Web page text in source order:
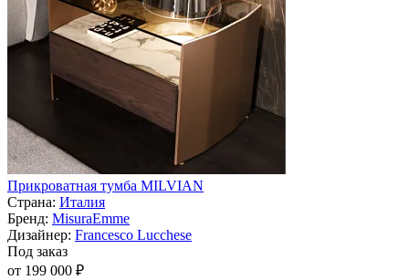
Прикроватная тумба MILVIAN
Страна: Италия
Бренд: MisuraEmme
Дизайнер: Francesco Lucchese
Под заказ
от 199 000 ₽